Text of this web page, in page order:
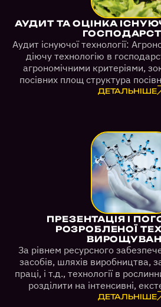
АУДИТ ТА ОЦІНКА
Аудит існуючої технології:
діючу технологію в
агрономічними критеріями,
посівних площ структура
посівних
ДЕТАЛЬНІШЕ
ПРЕЗЕНТАЦІЯ І
РОЗРОБЛЕНОЇ
За рівнем ресурсного
засобів, шляхів виробництва,
праці, і т.д., технології в
розділити на інтенсивні,
ДЕТАЛЬНІШЕ